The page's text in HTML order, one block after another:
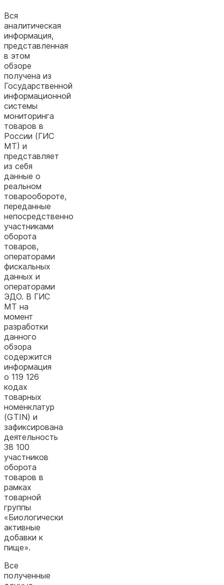
Вся
аналитическая
информация,
представленная
в этом
обзоре
получена из
Государственной
информационной
системы
мониторинга
товаров в
России (ГИС
МТ) и
представляет
из себя
данные о
реальном
товарообороте,
переданные
непосредственно
участниками
оборота
товаров,
операторами
фискальных
данных и
операторами
ЭДО. В ГИС
МТ на
момент
разработки
данного
обзора
содержится
информация
о 119 126
кодах
товарных
номенклатур
(GTIN) и
зафиксирована
деятельность
38 100
участников
оборота
товаров в
рамках
товарной
группы
«Биологически
активные
добавки к
пище».
Все
полученные